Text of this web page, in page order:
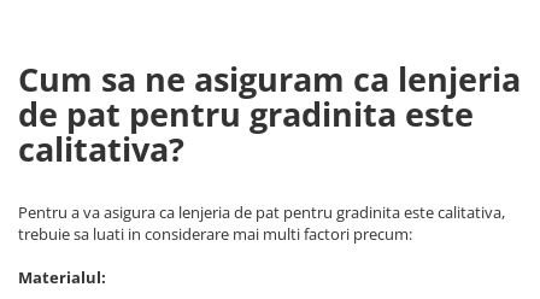
Cum sa ne asiguram ca lenjeria
de pat pentru gradinita este
calitativa?
Pentru a va asigura ca lenjeria de pat pentru gradinita este calitativa,
trebuie sa luati in considerare mai multi factori precum:
Materialul: